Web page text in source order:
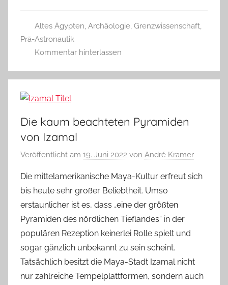
Altes Ägypten Archäologie, Grenzwissenschaft,
Prä-Astronautik
Kommentar hinterlassen
Die kaum beachteten Pyramiden
von Izamal
Veröffentlicht am 19. Juni 2022 von André Kramer
Die mittelamerikanische Maya-Kultur erfreut sich
bis heute sehr großer Beliebtheit. Umso
erstaunlicher ist es, dass „eine der größten
Pyramiden des nördlichen Tieflandes“ in der
populären Rezeption keinerlei Rolle spielt und
sogar gänzlich unbekannt zu sein scheint.
Tatsächlich besitzt die Maya-Stadt Izamal nicht
nur zahlreiche Tempelplattformen, sondern auch